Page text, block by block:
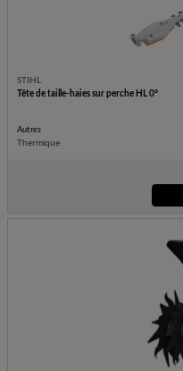
STIHL
Tête de taille-haies sur perche HL 0°
Autres
Thermique